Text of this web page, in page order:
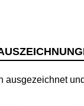
ausgezeichnet